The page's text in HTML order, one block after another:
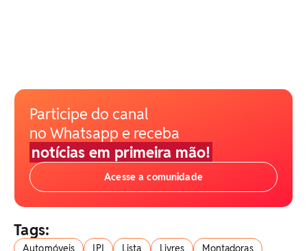
Participe do canal
no Whatsapp e receba
notícias em primeira mão!
Acesse a comunidade
Tags:
Automóveis IPI Lista Livres Montadoras